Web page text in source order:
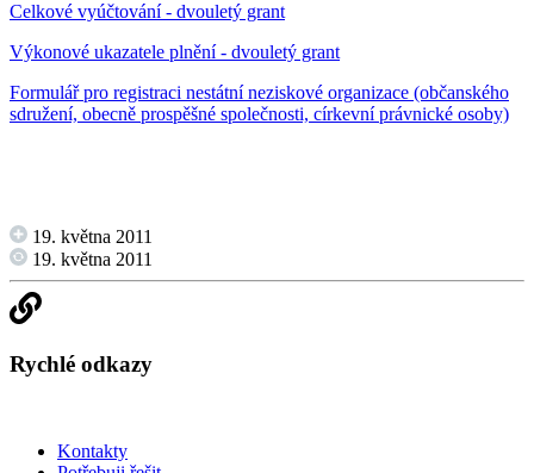
Celkové vyúčtování - dvouletý grant
Výkonové ukazatele plnění - dvouletý grant
Formulář pro registraci nestátní neziskové organizace (občanského
sdružení, obecně prospěšné společnosti, církevní právnické osoby)
19. května 2011
19. května 2011
Rychlé odkazy
Kontakty